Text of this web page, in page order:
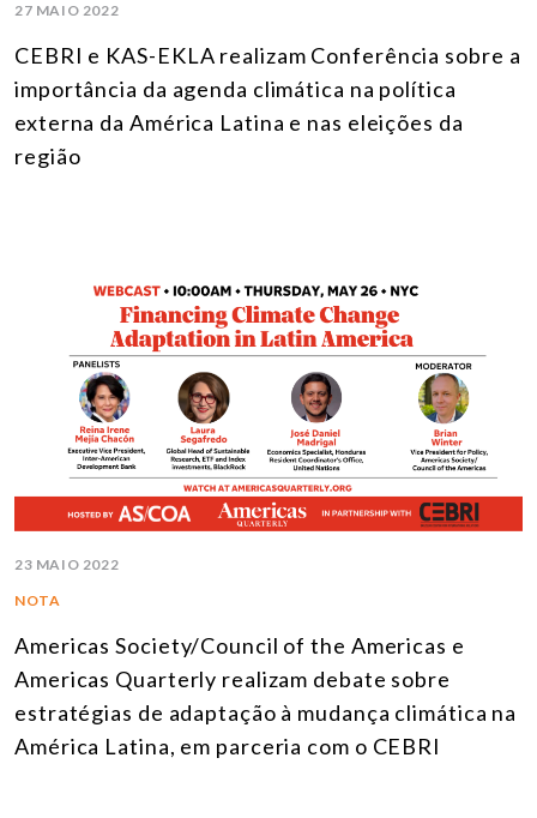
27 MAIO 2022
CEBRI e KAS-EKLA realizam Conferência sobre a
importância da agenda climática na política
externa da América Latina e nas eleições da
região
23 MAIO 2022
NOTA
Americas Society/Council of the Americas e
Americas Quarterly realizam debate sobre
estratégias de adaptação à mudança climática na
América Latina, em parceria com o CEBRI